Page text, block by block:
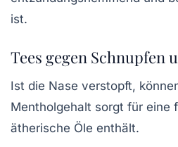
ist.
Tees gegen Schnupfen
Ist die Nase verstopft,
Mentholgehalt sorgt für eine
ätherische Öle enthält.